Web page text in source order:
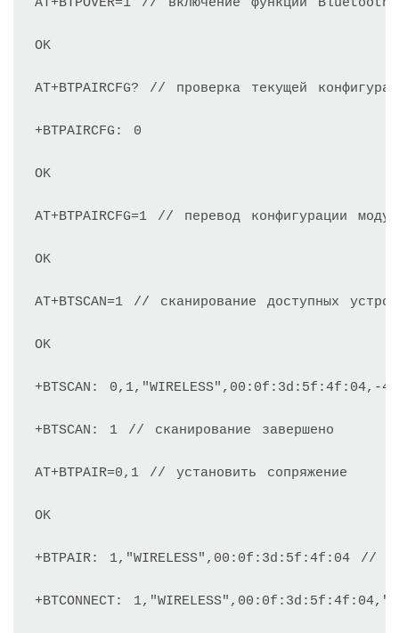
OK
AT+BTPAIRCFG? // проверка текущей
+BTPAIRCFG: 0
OK
AT+BTPAIRCFG=1 // перевод конфигурации
OK
AT+BTSCAN=1 // сканирование доступных
OK
+BTSCAN: 0,1,"WIRELESS",00:0f:3d:5f:4f:04,-
+BTSCAN: 1 // сканирование завершено
AT+BTPAIR=0,1 // установить сопряжение
OK
+BTPAIR: 1,"WIRELESS",00:0f:3d:5f:4f:04 //
+BTCONNECT: